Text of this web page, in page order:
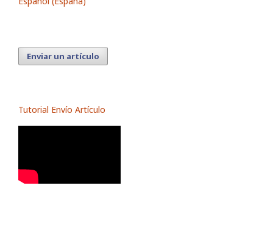
Enviar un artículo
Tutorial Envío Artículo